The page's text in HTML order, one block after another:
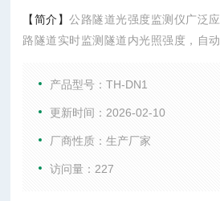
【简介】公路隧道光强度监测仪广泛
路隧道实时监测隧道内光照强度，自
隧道部署后，夜间事故率降低30%，
交通空间如地下通道、城市综合管廊
测器实现光照环境的智能调控
产品型号：TH-DN1
更新时间：2026-02-10
厂商性质：生产厂家
访问量：227